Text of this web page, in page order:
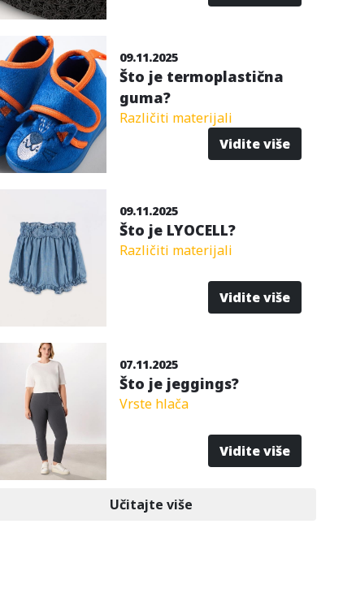
09.11.2025
Što je termoplastična
guma?
Različiti materijali
Vidite više
09.11.2025
Što je LYOCELL?
Različiti materijali
Vidite više
07.11.2025
Što je jeggings?
Vrste hlača
Vidite više
Učitajte više